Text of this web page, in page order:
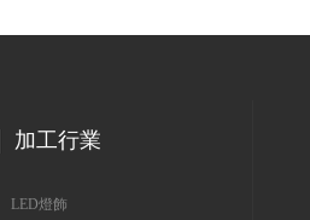
加工行業
LED燈飾